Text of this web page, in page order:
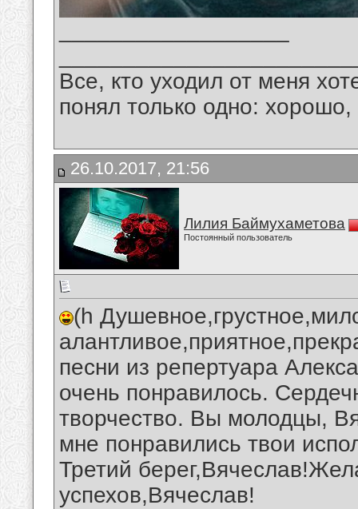
Все, кто уходил от меня
понял только одно:
26.10.2017, 21:56
Лилия Баймухаметова
Постоянный пользователь
(h
песни из репертуара
очень понравилось.
творчество. Вы молодцы,
мне понравились твои
Третий
успехов,Вячеслав!